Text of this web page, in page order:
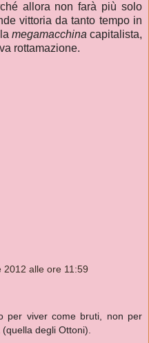
allora non farà più solo
vittoria da tanto tempo in
megamacchina capitalista,
rottamazione.
2012 alle ore 11:59
per viver come bruti, non per
degli Ottoni).